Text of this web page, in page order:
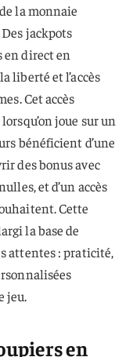
la monnaie
jackpots
en direct en
liberté et l’accès
Cet accès
joue sur un
bénéficient d’une
des bonus avec
et d’un accès
Cette
la base de
attentes : praticité,
jeu.
en